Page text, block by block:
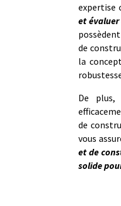
expertise
et évaluer
de
la
De plus,
de
vous
et de
solide